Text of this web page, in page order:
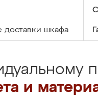
доставки шкафа
и